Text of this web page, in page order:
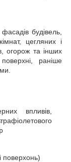
будівель,
цегляних і
огорож та інших
раніше
впливів,
поверхонь)